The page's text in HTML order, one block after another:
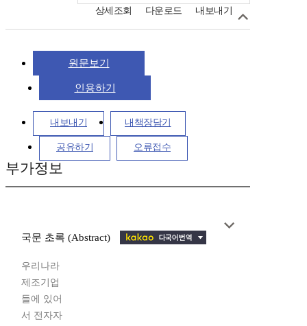
상세조회 다운로드 내보내기
원문보기
인용하기
내보내기 내책장담기
공유하기 오류접수
부가정보
국문 초록 (Abstract)
우리나라
제조기업
들에 있어
서 전자자